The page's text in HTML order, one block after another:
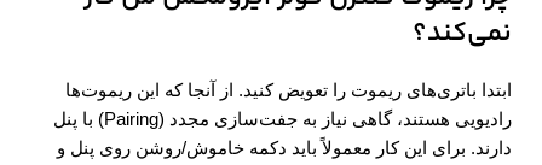
نمی‌کند؟
ابتدا باتری‌های ریموت را تعویض کنید. از آنجا که این ریموت‌ها
رادیویی هستند، گاهی نیاز به جفت‌سازی مجدد (Pairing) با پنل
دارند. برای این کار معمولاً باید دکمه خاموش/روشن روی پنل و